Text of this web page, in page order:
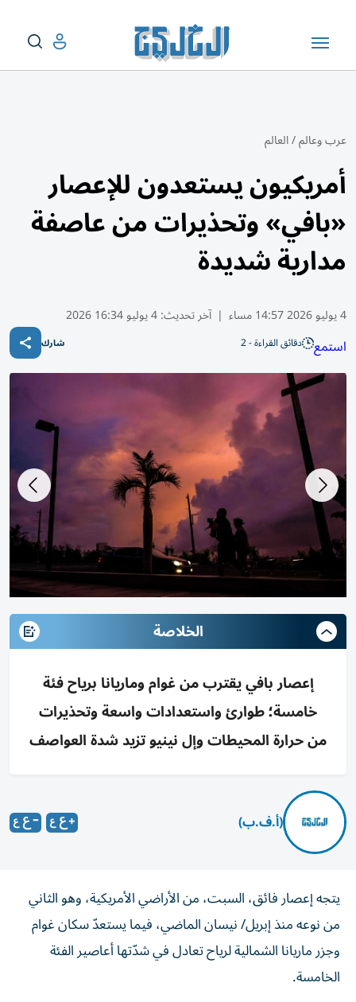
عرب وعالم/العالم
أمريكيون يستعدون للإعصار
«بافي» وتحذيرات من عاصفة
مدارية شديدة
4 يوليو 2026 14:57 مساء | آخر تحديث:4 يوليو 16:34 2026
استمع دقائق القراءة - 2 شارك
الخلاصة
إعصار بافي يقترب من غوام وماريانا برياح فئة
خامسة؛ طوارئ واستعدادات واسعة وتحذيرات
من حرارة المحيطات وإل نينيو تزيد شدة العواصف
(أ.ف.ب)
يتجه إعصار فائق، السبت، من الأراضي الأمريكية، وهو الثاني
من نوعه منذ إبريل/ نيسان الماضي، فيما يستعدّ سكان غوام
وجزر ماريانا الشمالية لرياح تعادل في شدّتها أعاصير الفئة
الخامسة.